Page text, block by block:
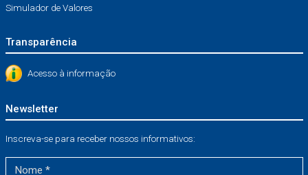
Simulador de Valores
Transparência
Acesso à informação
Newsletter
Inscreva-se para receber nossos informativos: